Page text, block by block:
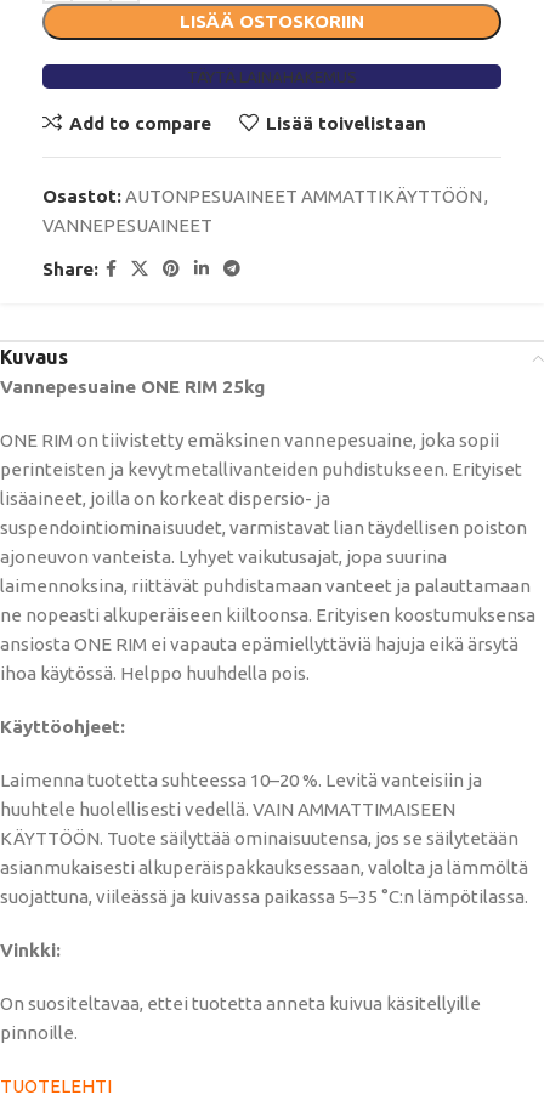
LISÄÄ OSTOSKORIIN
TÄYTÄ LAINAHAKEMUS
Add to compare Lisää toivelistaan
Osastot:AUTONPESUAINEET AMMATTIKÄYTTÖÖN,
VANNEPESUAINEET
Share:
Kuvaus
Vannepesuaine ONE RIM 25kg
ONE RIM on tiivistetty emäksinen vannepesuaine, joka sopii
perinteisten ja kevytmetallivanteiden puhdistukseen. Erityiset
lisäaineet, joilla on korkeat dispersio- ja
suspendointiominaisuudet, varmistavat lian täydellisen poiston
ajoneuvon vanteista. Lyhyet vaikutusajat, jopa suurina
laimennoksina, riittävät puhdistamaan vanteet ja palauttamaan
ne nopeasti alkuperäiseen kiiltoonsa. Erityisen koostumuksensa
ansiosta ONE RIM ei vapauta epämiellyttäviä hajuja eikä ärsytä
ihoa käytössä. Helppo huuhdella pois.
Käyttöohjeet:
Laimenna tuotetta suhteessa 10–20 %. Levitä vanteisiin ja
huuhtele huolellisesti vedellä. VAIN AMMATTIMAISEEN
KÄYTTÖÖN. Tuote säilyttää ominaisuutensa, jos se säilytetään
asianmukaisesti alkuperäispakkauksessaan, valolta ja lämmöltä
suojattuna, viileässä ja kuivassa paikassa 5–35 °C:n lämpötilassa.
Vinkki:
On suositeltavaa, ettei tuotetta anneta kuivua käsitellyille
pinnoille.
TUOTELEHTI